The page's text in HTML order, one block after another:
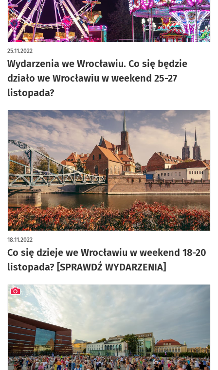
Wydarzenia we Wrocławiu. Co się będzie
działo we Wrocławiu w weekend 25-27
listopada?
25.11.2022
Co się dzieje we Wrocławiu w weekend 18-20
listopada? [SPRAWDŹ WYDARZENIA]
18.11.2022